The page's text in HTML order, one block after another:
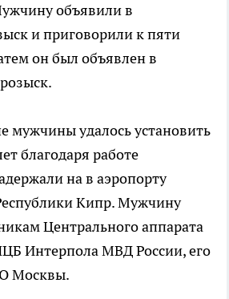
объявили в
и приговорили к пяти
он был объявлен в
мужчины удалось установить
благодаря работе
на в аэропорту
Кипр. Мужчину
Центрального аппарата
Интерпола МВД России, его
Москвы.